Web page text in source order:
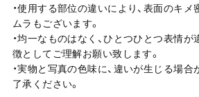
・使用する部位の違いにより、表面のキ
ムラもございます。
・均一なものはなく、ひとつひとつ表情
徴としてご理解お願い致します。
・実物と写真の色味に、違いが生じる場合
了承ください。